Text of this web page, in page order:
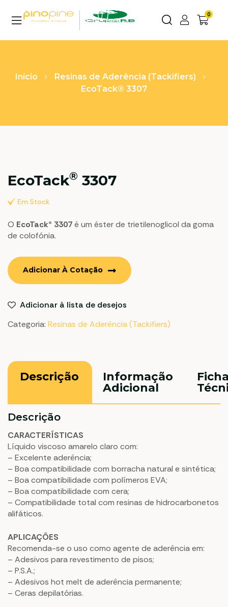
0
Início
Resinas de Aderência (Tackifiers)
EcoTack® 3307
EcoTack® 3307
Em Stock
O EcoTack® 3307é um éster de trietilenoglicol da goma
de colofónia.
Adicionar À Cotação
Adicionar à lista de desejos
Categoria: Resinas de Aderência (Tackifiers)
Descrição
Informação
Adicional
Descrição
CARACTERÍSTICAS
Líquido viscoso amarelo claro com:
– Excelente aderência;
– Boa compatibilidade com borracha natural e sintética;
– Boa compatibilidade com polímeros EVA;
– Boa compatibilidade com cera;
– Compatibilidade total com resinas de hidrocarbonetos
alifáticos.
APLICAÇÕES
Recomenda-se o uso como agente de aderência em:
– Adesivos para revestimento de pisos;
– P.S.A.;
– Adesivos hot melt de aderência permanente;
– Ceras depilatórias.